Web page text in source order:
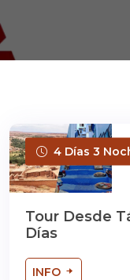
4 Días 3
Tour Desde
Días
INFO